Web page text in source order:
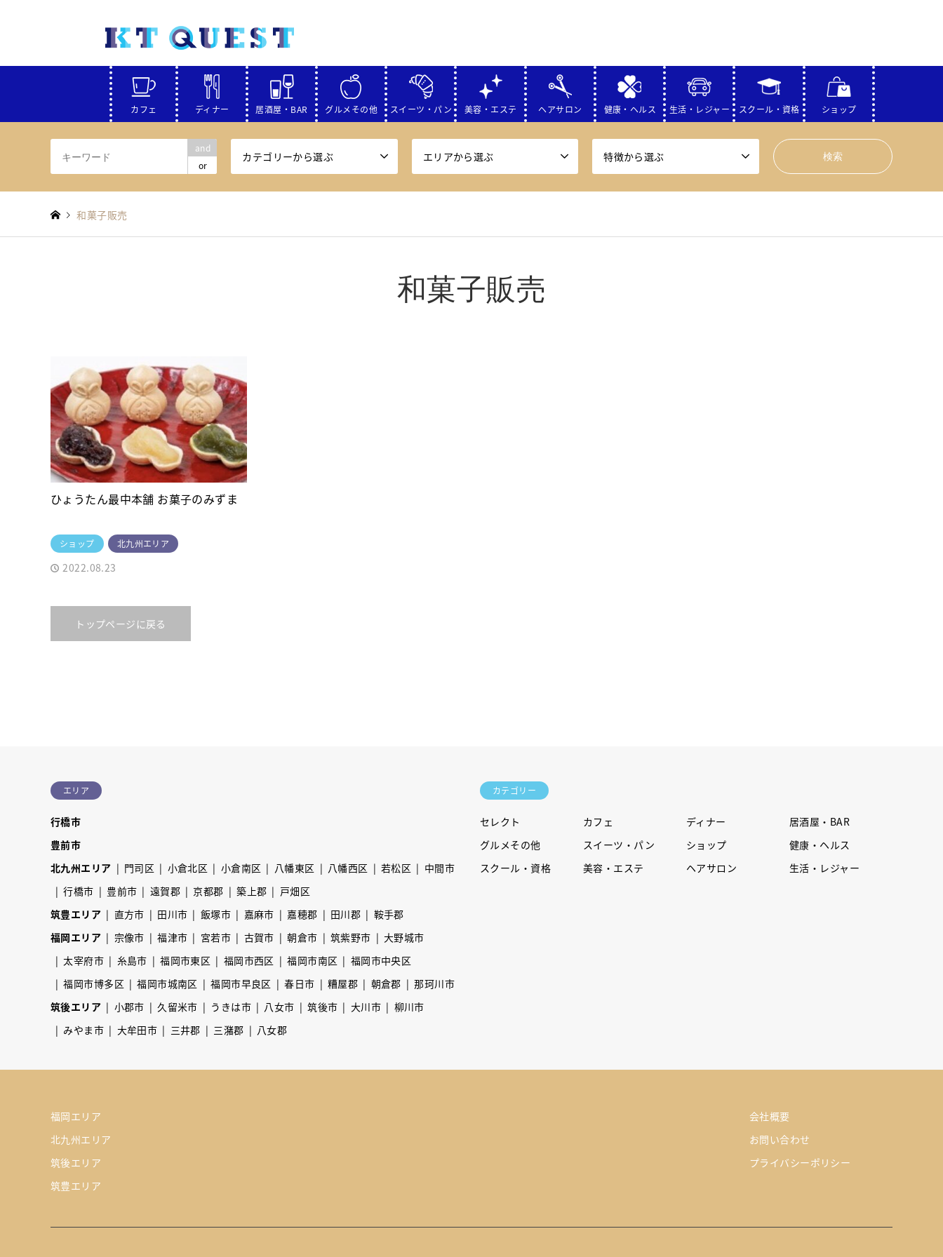
カフェ ディナー 居酒屋・BAR グルメその他 スイーツ・パン 美容・エステ ヘアサロン 健康・ヘルス 生活・レジャー スクール・資格 ショップ
and
or
カテゴリーから選ぶ エリアから選ぶ 特徴から選ぶ
和菓子販売
和菓子販売
ひょうたん最中本舗 お菓子のみずま
ショップ 北九州エリア
2022.08.23
トップページに戻る
エリア
行橋市
豊前市
北九州エリア
門司区 小倉北区 小倉南区 八幡東区 八幡西区 若松区
中間市
行橋市
豊前市 遠賀郡 京都郡 築上郡
戸畑区
筑豊エリア
直方市 田川市 飯塚市 嘉麻市 嘉穂郡 田川郡
鞍手郡
福岡エリア
宗像市 福津市 宮若市 古賀市 朝倉市 筑紫野市
大野城市
太宰府市
糸島市 福岡市東区 福岡市西区 福岡市南区
福岡市中央区
福岡市博多区
福岡市城南区 福岡市早良区 春日市 糟屋郡 朝倉郡
那珂川市
筑後エリア
小郡市 久留米市 うきは市 八女市 筑後市 大川市
柳川市
みやま市
大牟田市 三井郡 三潴郡 八女郡
カテゴリー
セレクト カフェ ディナー
居酒屋・BAR
グルメその他
スイーツ・パン ショップ
健康・ヘルス
スクール・資格
美容・エステ ヘアサロン 生活・レジャー
福岡エリア
北九州エリア
筑後エリア
筑豊エリア
会社概要
お問い合わせ
プライバシーポリシー